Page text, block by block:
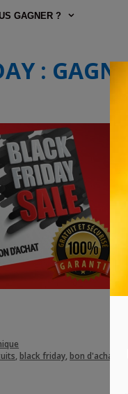
GAGNER ?
:
,black friday ,bon d'achat